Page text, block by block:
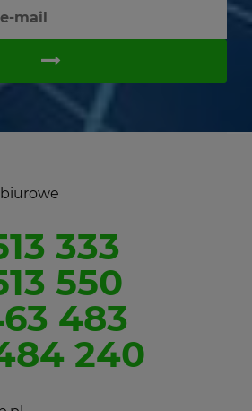
333
550
483
240